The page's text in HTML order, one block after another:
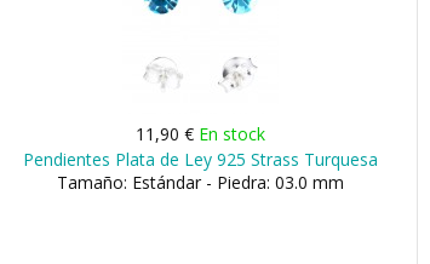
11,90 € En stock
Pendientes Plata de Ley 925 Strass Turquesa
Tamaño: Estándar - Piedra: 03.0 mm